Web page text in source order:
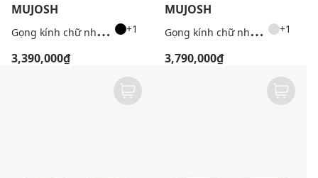
MUJOSH
G
ọng kính chữ nhật unisex bản mảnh +1
3,390,000₫
MUJOSH
G
ọng kính chữ nhật unisex bản mảnh +1
3,790,000₫